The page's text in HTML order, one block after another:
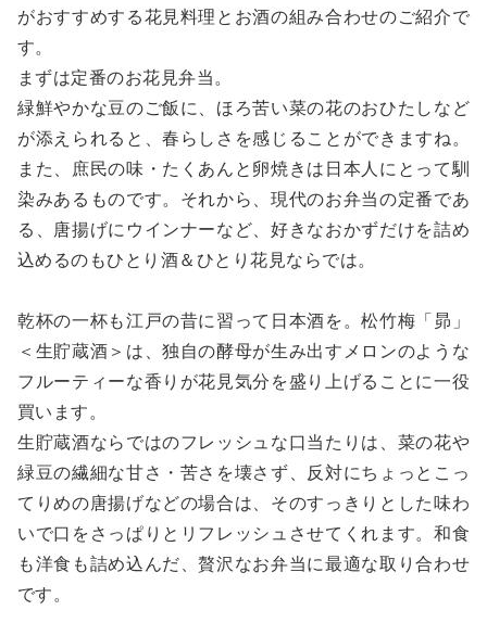
がおすすめする花見料理とお酒の組み合わせのご紹介で
す。
まずは定番のお花見弁当。
緑鮮やかな豆のご飯に、ほろ苦い菜の花のおひたしなど
が添えられると、春らしさを感じることができますね。
また、庶民の味・たくあんと卵焼きは日本人にとって馴
染みあるものです。それから、現代のお弁当の定番であ
る、唐揚げにウインナーなど、好きなおかずだけを詰め
込めるのもひとり酒＆ひとり花見ならでは。
乾杯の一杯も江戸の昔に習って日本酒を。松竹梅「昴」
＜生貯蔵酒＞は、独自の酵母が生み出すメロンのような
フルーティーな香りが花見気分を盛り上げることに一役
買います。
生貯蔵酒ならではのフレッシュな口当たりは、菜の花や
緑豆の繊細な甘さ・苦さを壊さず、反対にちょっとこっ
てりめの唐揚げなどの場合は、そのすっきりとした味わ
いで口をさっぱりとリフレッシュさせてくれます。和食
も洋食も詰め込んだ、贅沢なお弁当に最適な取り合わせ
です。